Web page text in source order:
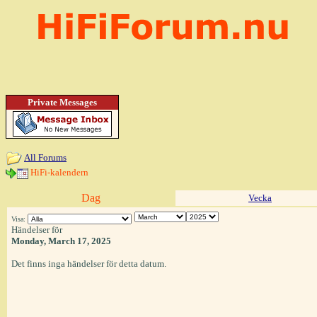
Private Messages
All Forums
HiFi-kalendern
Dag Vecka
Visa:
Händelser för
Monday, March 17, 2025
Det finns inga händelser för detta datum.